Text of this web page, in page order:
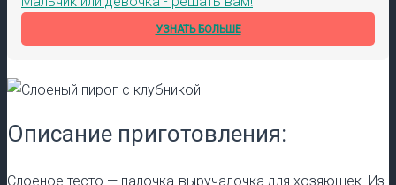
УЗНАТЬ БОЛЬШЕ
Описание приготовления:
Слоеное тесто — палочка-выручалочка для хозяюшек. Из